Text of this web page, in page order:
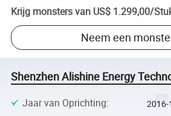
Krijg monsters van US$ 1.299,00/
Neem een
Shenzhen Alishine Energy
Jaar van Oprichting: 2016-